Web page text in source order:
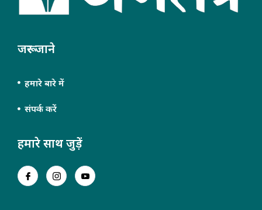
जरूर जाने
हमारे बारे में
संपर्क करें
हमारे साथ जुड़ें